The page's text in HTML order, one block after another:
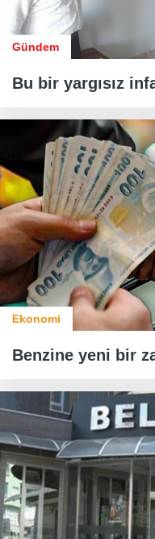
Gündem
Bu bir yargısız
Ekonomi
Benzine yeni bir